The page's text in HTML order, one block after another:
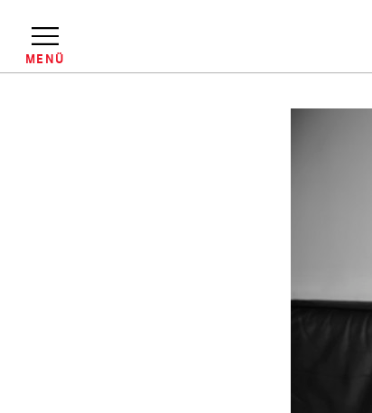
Inhalt
MENÜ